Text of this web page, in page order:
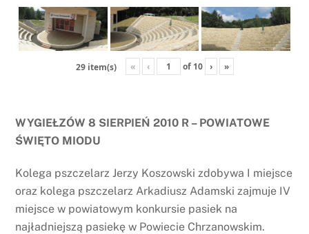
29 item(s) « ‹ of 10 › »
WYGIEŁZÓW 8 SIERPIEŃ 2010 R – POWIATOWE
ŚWIĘTO MIODU
Kolega pszczelarz Jerzy Koszowski zdobywa I miejsce
oraz kolega pszczelarz Arkadiusz Adamski zajmuje IV
miejsce w powiatowym konkursie pasiek na
najładniejszą pasiekę w Powiecie Chrzanowskim.